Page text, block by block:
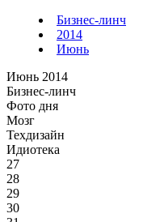
Бизнес-линч
2014
Июнь
Июнь 2014
Бизнес-линч
Фото дня
Мозг
Техдизайн
Идиотека
27
28
29
30